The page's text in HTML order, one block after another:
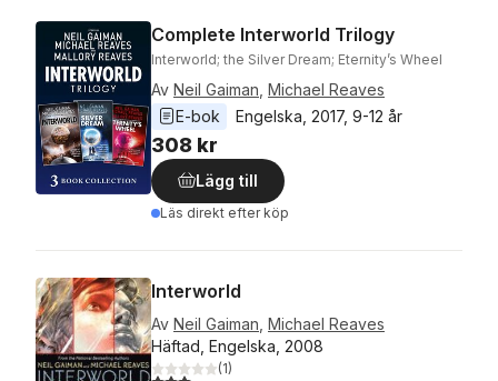
Complete Interworld Trilogy
Interworld; the Silver Dream; Eternity’s Wheel
Av Neil Gaiman Michael Reaves
E-bok
Engelska 2017, 9-12 år
308 kr
Lägg till
Läs direkt efter köp
Interworld
Av Neil Gaiman Michael Reaves
Häftad, Engelska, 2008
(1)